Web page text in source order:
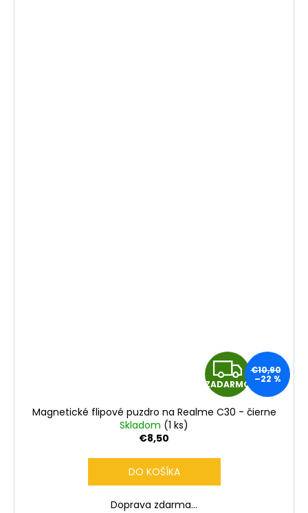
Z
A
ZADARMO
€10,90
–22 %
Magnetické flipové puzdro na Realme C30 - čierne
Skladom (1 ks)
€8,50
DO KOŠÍKA
Doprava zdarma...